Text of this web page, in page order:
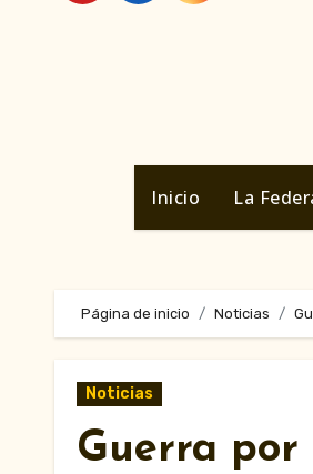
Inicio La
Página de inicio Noticias
Noticias
Guerra